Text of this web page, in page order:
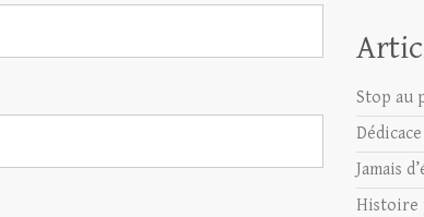
Stop au
Jamais
Histoire